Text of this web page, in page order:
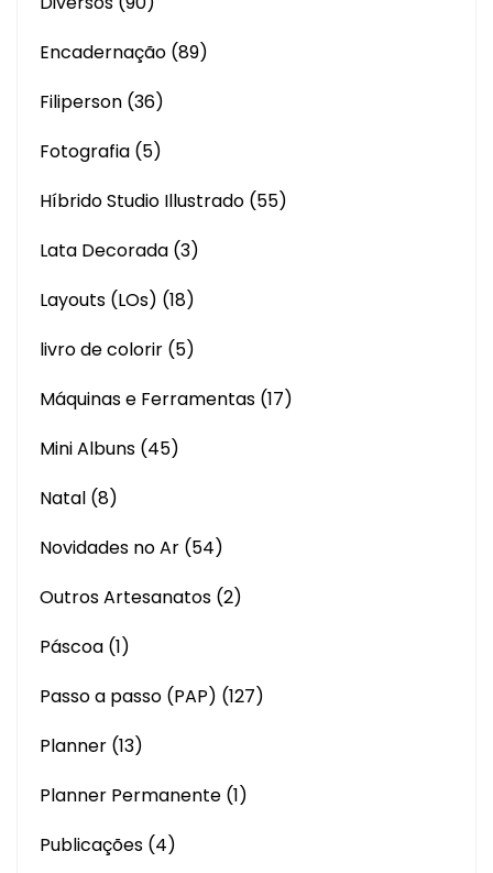
Encadernação (89)
Filiperson (36)
Fotografia (5)
Híbrido Studio Illustrado (55)
Lata Decorada (3)
Layouts (LOs) (18)
livro de colorir (5)
Máquinas e Ferramentas (17)
Mini Albuns (45)
Natal (8)
Novidades no Ar (54)
Outros Artesanatos (2)
Páscoa (1)
Passo a passo (PAP) (127)
Planner (13)
Planner Permanente (1)
Publicações (4)